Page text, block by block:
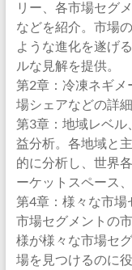
リー、各市場セグ
などを紹介。市場
ような進化を遂げ
ルな見解を提供。
第2章：冷凍ネギ
場シェアなどの詳細
第3章：地域レベル
益分析。各地域と
的に分析し、世界
ーケットスペース
第4章：様々な市場
市場セグメントの
様が様々な市場セ
場を見つけるのに役